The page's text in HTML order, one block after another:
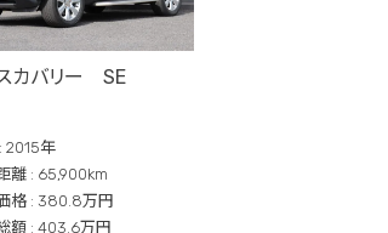
カバリー SE
2015年
離 : 65,900km
格 : 380.8万円
額 : 403.6万円